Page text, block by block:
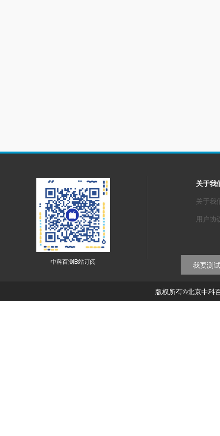
中科百测B站订阅
关于我
关于我
用户协
我要测试
版权所有©北京中科